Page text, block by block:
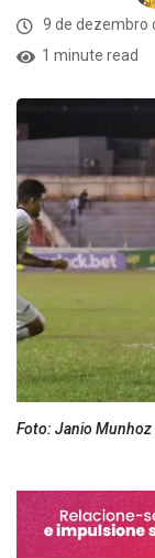
9 de dezembro
1 minute read
Foto: Janio Munhoz